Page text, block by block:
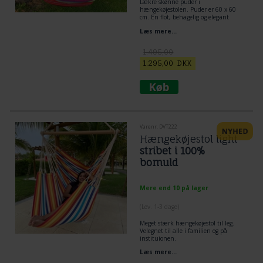
Lækre skønne puder i
hængekøjestolen. Puder er 60 x 60
cm. En flot, behagelig og elegant
farve sammensætning, hvor der rigtig
Læs mere...
1.495,00
1.295,00 DKK
Varenr. DVT222
Hængekøjestol light
stribet i 100%
bomuld
Mere end 10 på lager
Meget stærk hængekøjestol til leg.
Velegnet til alle i familien og på
instituionen.
bomuld. Ultimativ Sidde oplevelsen i
Læs mere...